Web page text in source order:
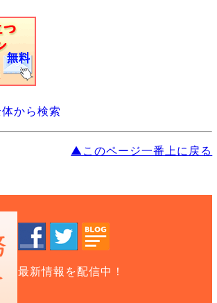
から検索
▲このページ一番上に戻る
最新情報を配信中！